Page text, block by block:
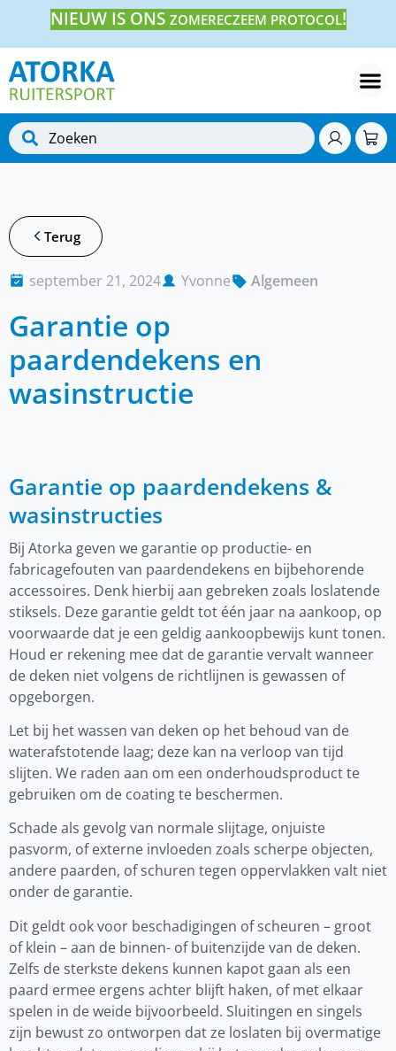
NIEUW IS ONS ZOMERECZEEM PROTOCOL!
Terug
september 21, 2024 Yvonne Algemeen
Garantie op
paardendekens en
wasinstructie
Garantie op paardendekens &
wasinstructies
Bij Atorka geven we garantie op productie- en
fabricagefouten van paardendekens en bijbehorende
accessoires. Denk hierbij aan gebreken zoals loslatende
stiksels. Deze garantie geldt tot één jaar na aankoop, op
voorwaarde dat je een geldig aankoopbewijs kunt tonen.
Houd er rekening mee dat de garantie vervalt wanneer
de deken niet volgens de richtlijnen is gewassen of
opgeborgen.
Let bij het wassen van deken op het behoud van de
waterafstotende laag; deze kan na verloop van tijd
slijten. We raden aan om een onderhoudsproduct te
gebruiken om de coating te beschermen.
Schade als gevolg van normale slijtage, onjuiste
pasvorm, of externe invloeden zoals scherpe objecten,
andere paarden, of schuren tegen oppervlakken valt niet
onder de garantie.
Dit geldt ook voor beschadigingen of scheuren – groot
of klein – aan de binnen- of buitenzijde van de deken.
Zelfs de sterkste dekens kunnen kapot gaan als een
paard ermee ergens achter blijft haken, of met elkaar
spelen in de weide bijvoorbeeld. Sluitingen en singels
zijn bewust zo ontworpen dat ze loslaten bij overmatige